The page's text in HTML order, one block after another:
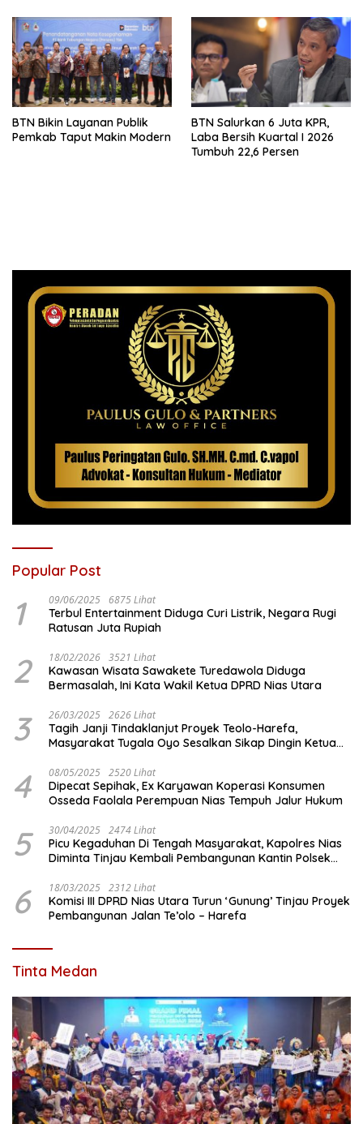
BTN Bikin Layanan Publik
Pemkab Taput Makin Modern
BTN Salurkan 6 Juta KPR,
Laba Bersih Kuartal I 2026
Tumbuh 22,6 Persen
Popular Post
1 09/06/2025 6875 Lihat
Terbul Entertainment Diduga Curi Listrik, Negara Rugi
Ratusan Juta Rupiah
2 18/02/2026 3521 Lihat
Kawasan Wisata Sawakete Turedawola Diduga
Bermasalah, Ini Kata Wakil Ketua DPRD Nias Utara
3 26/03/2025 2626 Lihat
Tagih Janji Tindaklanjut Proyek Teolo-Harefa,
Masyarakat Tugala Oyo Sesalkan Sikap Dingin Ketua
4 08/05/2025 2520 Lihat
Dipecat Sepihak, Ex Karyawan Koperasi Konsumen
Osseda Faolala Perempuan Nias Tempuh Jalur Hukum
5 30/04/2025 2474 Lihat
Picu Kegaduhan Di Tengah Masyarakat, Kapolres Nias
Diminta Tinjau Kembali Pembangunan Kantin Polsek
6 18/03/2025 2312 Lihat
Komisi III DPRD Nias Utara Turun ‘Gunung’ Tinjau Proyek
Pembangunan Jalan Te’olo – Harefa
Tinta Medan